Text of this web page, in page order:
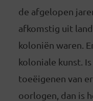
de afgelopen
afkomstig uit
koloniën waren.
koloniale kunst.
toeëigenen van
oorlogen, dan is